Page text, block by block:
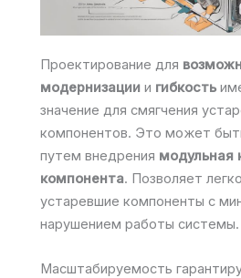
Проектирование для
модернизации и гибкость
значение для смягчения
компонентов. Это может
путем внедрения модульная
компонента. Позволяет
устаревшие компоненты с
нарушением работы системы.
Масштабируемость